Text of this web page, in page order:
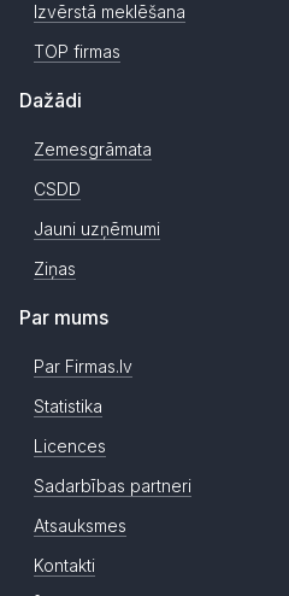
Izvērstā meklēšana
TOP firmas
Dažādi
Zemesgrāmata
CSDD
Jauni uzņēmumi
Ziņas
Par mums
Par Firmas.lv
Statistika
Licences
Sadarbības partneri
Atsauksmes
Kontakti